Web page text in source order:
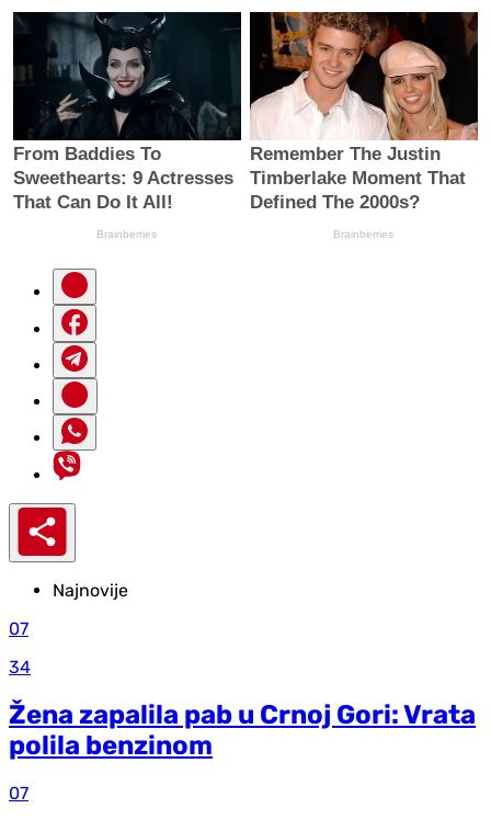
Najnovije
07
34
Žena zapalila pab u Crnoj Gori: Vrata
polila benzinom
07